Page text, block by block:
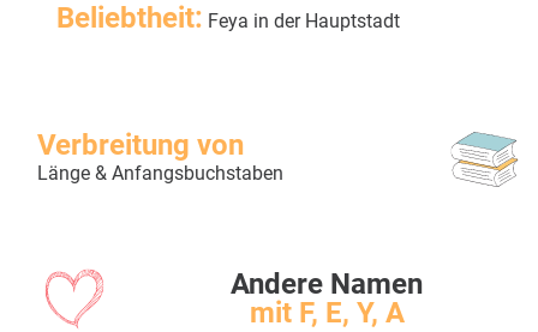
Beliebtheit: Feya in der Hauptstadt
Verbreitung von
Länge & Anfangsbuchstaben
Andere Namen
mit F, E, Y, A